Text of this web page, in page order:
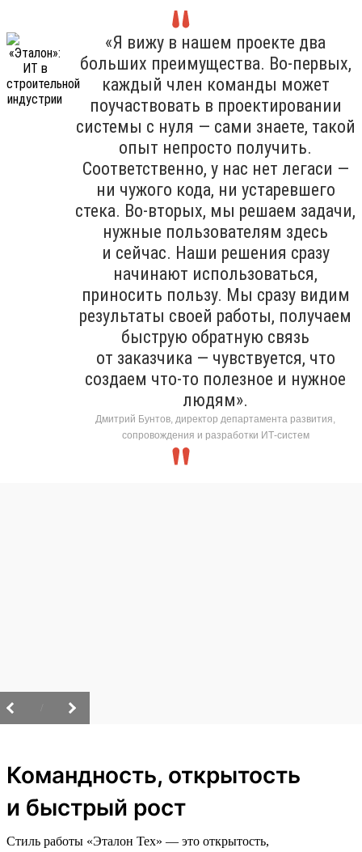
«Я вижу в нашем проекте два
больших преимущества. Во-первых,
каждый член команды может
поучаствовать в проектировании
системы с нуля — сами знаете, такой
опыт непросто получить.
Соответственно, у нас нет легаси —
ни чужого кода, ни устаревшего
стека. Во-вторых, мы решаем задачи,
нужные пользователям здесь
и сейчас. Наши решения сразу
начинают использоваться,
приносить пользу. Мы сразу видим
результаты своей работы, получаем
быструю обратную связь
от заказчика — чувствуется, что
создаем что-то полезное и нужное
людям».
Дмитрий Бунтов, директор департамента развития,
сопровождения и разработки ИТ-систем
Командность, открытость
и быстрый рост
Стиль работы «Эталон Тех» — это открытость,